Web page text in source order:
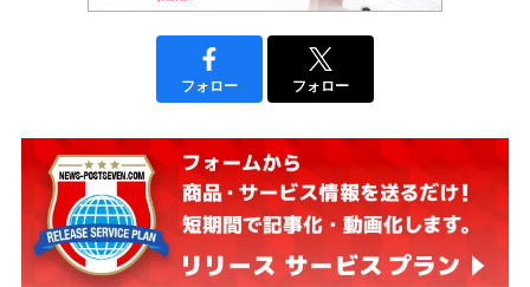
フォロー フォロー